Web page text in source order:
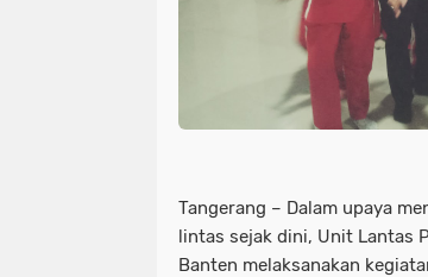
Tangerang – Dalam upaya
lintas sejak dini, Unit Lantas
Banten melaksanakan